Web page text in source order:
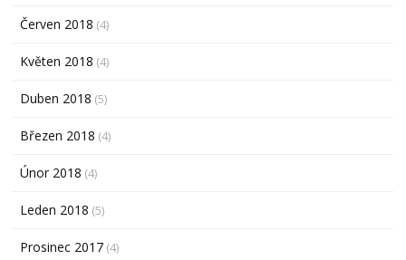
Červen 2018 (4)
Květen 2018 (4)
Duben 2018 (5)
Březen 2018 (4)
Únor 2018 (4)
Leden 2018 (5)
Prosinec 2017 (4)